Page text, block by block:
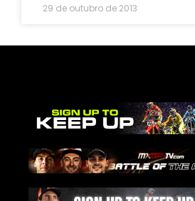
29 de outubro de 2013